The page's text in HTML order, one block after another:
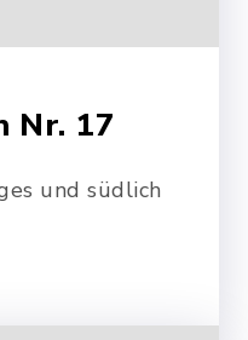
Nr. 17
und südlich